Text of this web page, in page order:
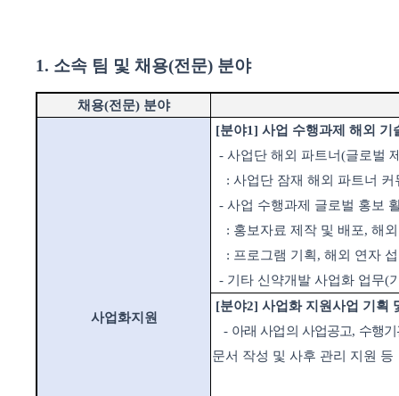
1. 소속 팀 및 채용(전문) 분야
채용(전문) 분야
사업화지원
[분야1] 사업 수행과제 해외 기
- 사업단 해외 파트너(글로벌
: 사업단 잠재 해외 파트너 커
- 사업 수행과제 글로벌 홍보
: 홍보자료 제작 및 배포, 해
: 프로그램 기획, 해외 연자
- 기타 신약개발 사업화 업무(
[분야2] 사업화 지원사업 기획
- 아래 사업의 사업공고, 수행
문서 작성 및 사후 관리 지원 등